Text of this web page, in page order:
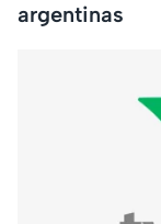
argentinas